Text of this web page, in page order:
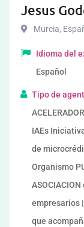
Jesus
Murcia,
Idioma del
Español
Tipo de
IAEs
de
Organismo
empresarios
que